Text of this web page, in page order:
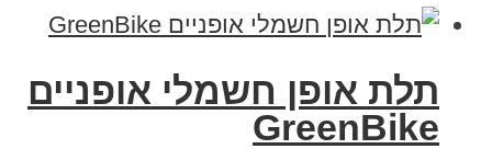
תלת אופן חשמלי אופניים
GreenBike